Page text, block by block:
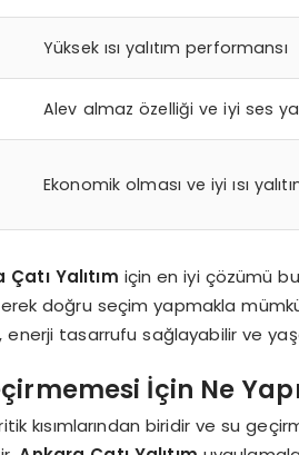
Yüksek ısı yalıtım performansı
Alev almaz özelliği ve iyi ses
Ekonomik olması ve iyi ısı
Yalıtım için en iyi çözümü
doğru seçim yapmakla
tasarrufu sağlayabilir ve
İçin Ne
kısımlarından biridir ve su